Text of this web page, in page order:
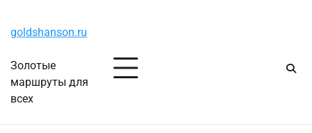
содержимому
goldshanson.ru
Золотые
маршруты для
всех